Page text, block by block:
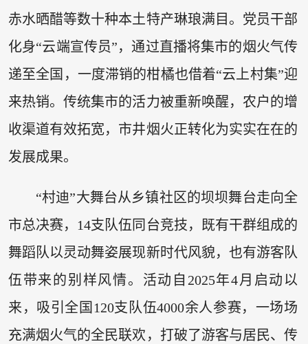
赤水晒醋等数十种本土特产琳琅满目。党员干部
化身“云端宣传员”，通过直播将集市的烟火气传
递至全国，一度滞销的柑橘也借着“云上村集”迎
来热销。传统集市的活力被重新唤醒，农户的增
收渠道有效拓宽，市井烟火正转化为实实在在的
发展成果。
“村迪”大舞台从乡镇社区的坝坝舞台走向全
市总决赛，14支队伍同台竞技，既有干群组成的
舞蹈队以灵动舞姿展现新时代风貌，也有游客队
伍带来的别样风情。活动自2025年4月启动以
来，吸引全国120支队伍4000余人参赛，一场场
充满烟火气的全民联欢，打破了游客与居民、传